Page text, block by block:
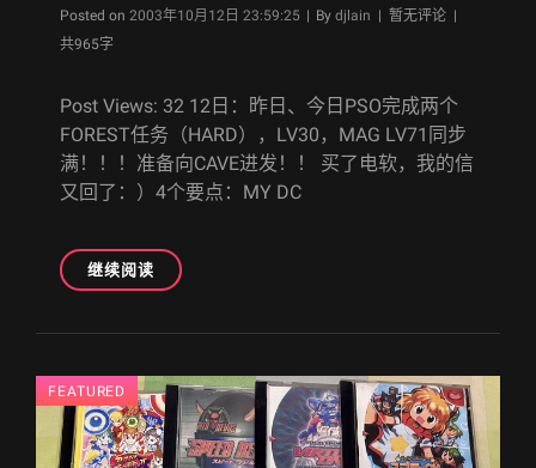
/
赖
了，
资
道
Posted on 2003年10月12日 23:59:25 | By Byline
djlain | 暂无评论 |
共965字
Post Views: 32 12日：昨日、今日PSO完成两个
FOREST任务（HARD），LV30，MAG LV71同步
满！！！准备向CAVE进发！！ 买了电软，我的信
又回了：）4个要点：MY DC
继续阅读[秘
密
年
10
月
FEATURED